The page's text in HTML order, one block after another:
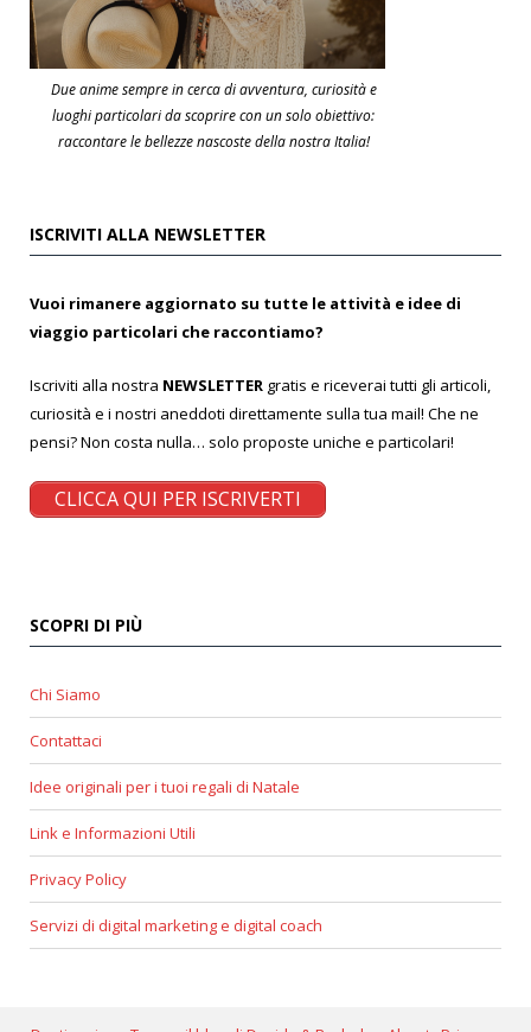
Due anime sempre in cerca di avventura, curiosità e
luoghi particolari da scoprire con un solo obiettivo:
raccontare le bellezze nascoste della nostra Italia!
ISCRIVITI ALLA NEWSLETTER
Vuoi rimanere aggiornato su tutte le attività e idee di
viaggio particolari che raccontiamo?
Iscriviti alla nostra NEWSLETTER gratis e riceverai tutti gli articoli,
curiosità e i nostri aneddoti direttamente sulla tua mail! Che ne
pensi? Non costa nulla… solo proposte uniche e particolari!
CLICCA QUI PER ISCRIVERTI
SCOPRI DI PIÙ
Chi Siamo
Contattaci
Idee originali per i tuoi regali di Natale
Link e Informazioni Utili
Privacy Policy
Servizi di digital marketing e digital coach